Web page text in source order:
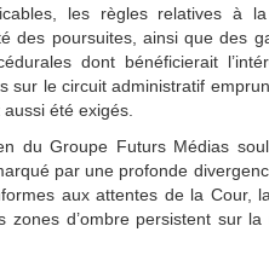
les règles relatives à
des poursuites, ainsi que des
dont bénéficierait
sur le circuit administratif
été exigés.
du Groupe Futurs Médias
par une profonde
aux attentes de la Cour,
d’ombre persistent sur